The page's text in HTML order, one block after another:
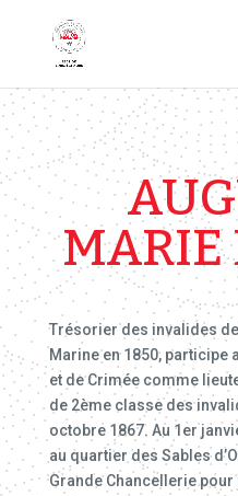
MARIE
Trésorier des invalides
Marine en 1850, participe
et de Crimée comme
de 2ème classe des
octobre 1867. Au 1er
au quartier des Sables
Grande Chancellerie